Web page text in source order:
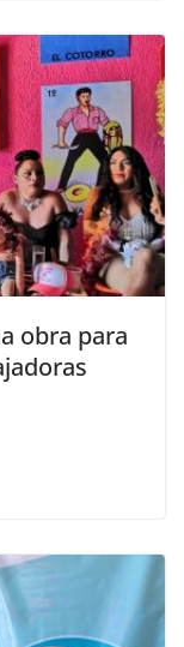
obra para